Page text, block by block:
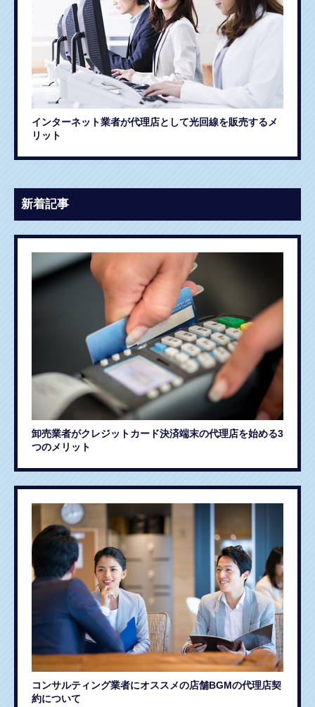
インターネット業者が代理店として光回線を販売するメ
リット
新着記事
卸売業者がクレジットカード決済端末の代理店を始める3
つのメリット
コンサルティング業者にオススメの店舗BGMの代理店契
約について